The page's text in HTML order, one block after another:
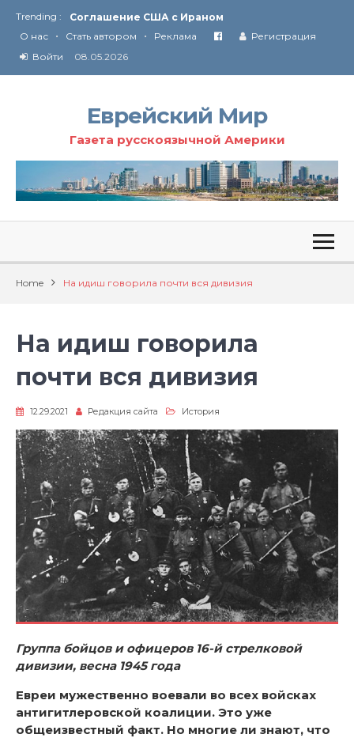
Trending :
Соглашение США с Ираном
Технология Революции в Иране
О нас • Стать автором • Реклама
Регистрация
Войти
08.05.2026
Еврейский Мир
Газета русскоязычной Америки
Home На идиш говорила почти вся дивизия
На идиш говорила
почти вся дивизия
12.29.2021 Редакция сайта История
Группа бойцов и офицеров 16-й стрелковой
дивизии, весна 1945 года
Евреи мужественно воевали во всех войсках
антигитлеровской коалиции. Это уже
общеизвестный факт. Но многие ли знают, что